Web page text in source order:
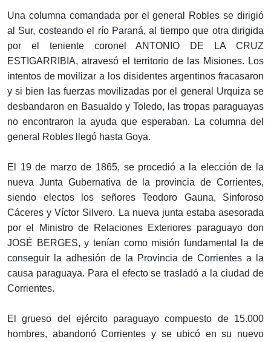
Una columna comandada por el general Robles se dirigió
al Sur, costeando el río Paraná, al tiempo que otra dirigida
por el teniente coronel ANTONIO DE LA CRUZ
ESTIGARRIBIA, atravesó el territorio de las Misiones. Los
intentos de movilizar a los disidentes argentinos fracasaron
y si bien las fuerzas movilizadas por el general Urquiza se
desbandaron en Basualdo y Toledo, las tropas paraguayas
no encontraron la ayuda que esperaban. La columna del
general Robles llegó hasta Goya.
El 19 de marzo de 1865, se procedió a la elección de la
nueva Junta Gubernativa de la provincia de Corrientes,
siendo electos los señores Teodoro Gauna, Sinforoso
Cáceres y Víctor Silvero. La nueva junta estaba asesorada
por el Ministro de Relaciones Exteriores paraguayo don
JOSÉ BERGES, y tenían como misión fundamental la de
conseguir la adhesión de la Provincia de Corrientes a la
causa paraguaya. Para el efecto se trasladó a la ciudad de
Corrientes.
El grueso del ejército paraguayo compuesto de 15.000
hombres, abandonó Corrientes y se ubicó en su nuevo